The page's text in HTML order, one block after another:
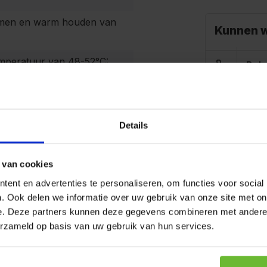
Details
cookies
en advertenties te personaliseren, om functies voor
Ook delen we informatie over uw gebruik van onze site met
Deze partners kunnen deze gegevens combineren met
op basis van uw gebruik van hun services.
en warm houden van
van 48-52°C:
onderdelen zijn
Kunnen
Bel